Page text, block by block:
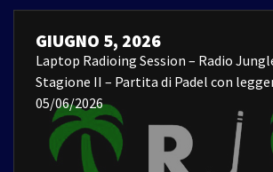
GIUGNO 5, 2026
Laptop Radioing Session – Radio
Stagione II – Partita di Padel con
05/06/2026